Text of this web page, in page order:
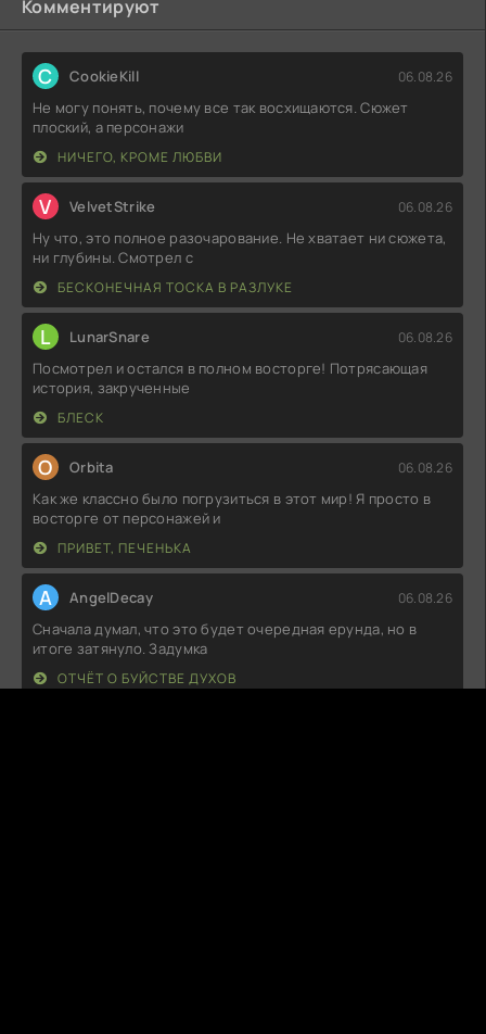
Комментируют
C CookieKill 06.08.26
Не могу понять, почему все так восхищаются. Сюжет
плоский, а персонажи
НИЧЕГО, КРОМЕ ЛЮБВИ
V VelvetStrike 06.08.26
Ну что, это полное разочарование. Не хватает ни сюжета,
ни глубины. Смотрел с
БЕСКОНЕЧНАЯ ТОСКА В РАЗЛУКЕ
L LunarSnare 06.08.26
Посмотрел и остался в полном восторге! Потрясающая
история, закрученные
БЛЕСК
O Orbita 06.08.26
Как же классно было погрузиться в этот мир! Я просто в
восторге от персонажей и
ПРИВЕТ, ПЕЧЕНЬКА
A AngelDecay 06.08.26
Сначала думал, что это будет очередная ерунда, но в
итоге затянуло. Задумка
ОТЧЁТ О БУЙСТВЕ ДУХОВ